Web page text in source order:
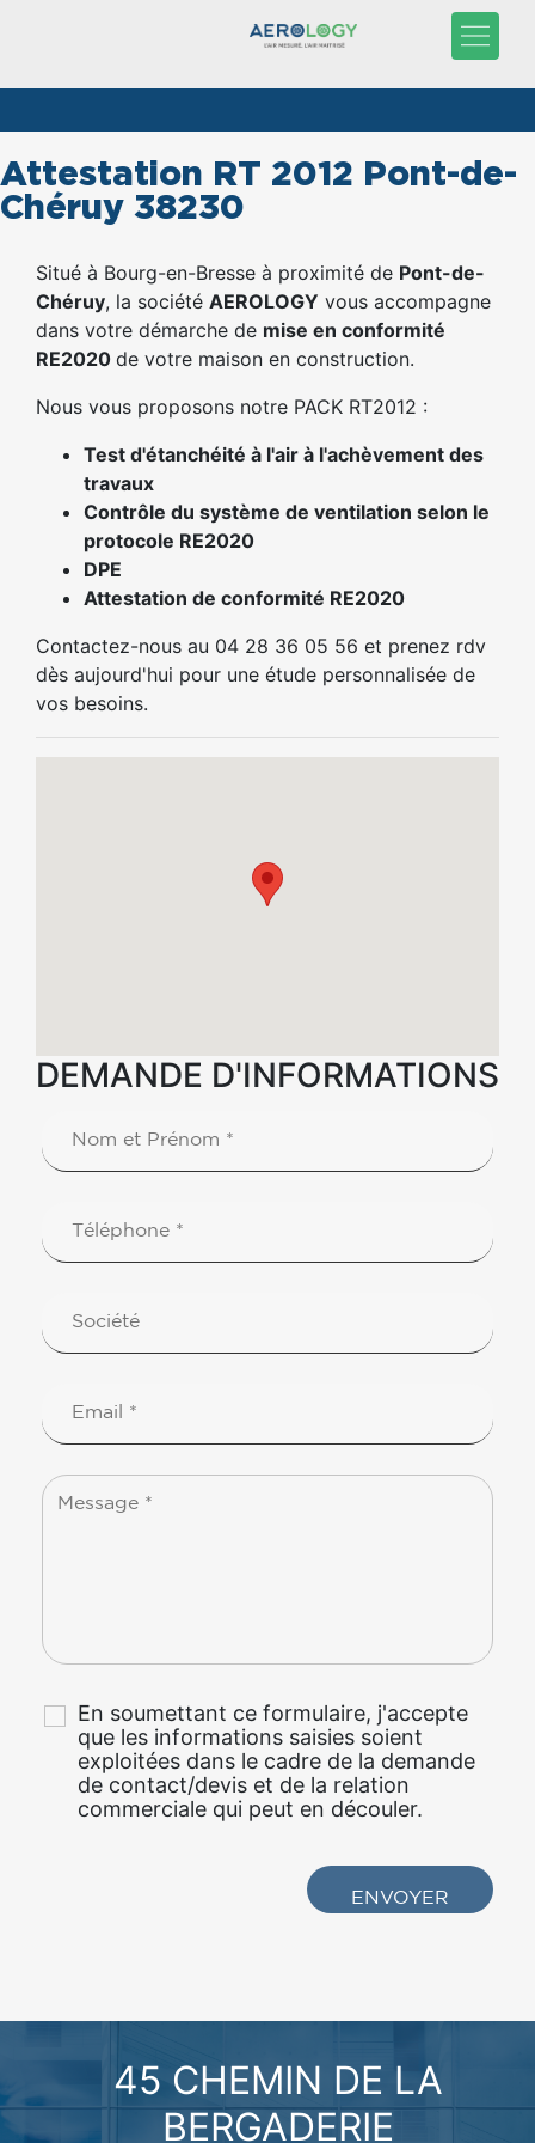
Attestation RT 2012 Pont-de-
Chéruy 38230
Situé à Bourg-en-Bresse à proximité de Pont-de-
Chéruy, la société AEROLOGY vous accompagne
dans votre démarche de mise en conformité
RE2020 de votre maison en construction.
Nous vous proposons notre PACK RT2012 :
Test d'étanchéité à l'air à l'achèvement des
travaux
Contrôle du système de ventilation selon le
protocole RE2020
DPE
Attestation de conformité RE2020
Contactez-nous au 04 28 36 05 56 et prenez rdv
dès aujourd'hui pour une étude personnalisée de
vos besoins.
DEMANDE D'INFORMATIONS
En soumettant ce formulaire, j'accepte
que les informations saisies soient
exploitées dans le cadre de la demande
de contact/devis et de la relation
commerciale qui peut en découler.
45 CHEMIN DE LA
BERGADERIE